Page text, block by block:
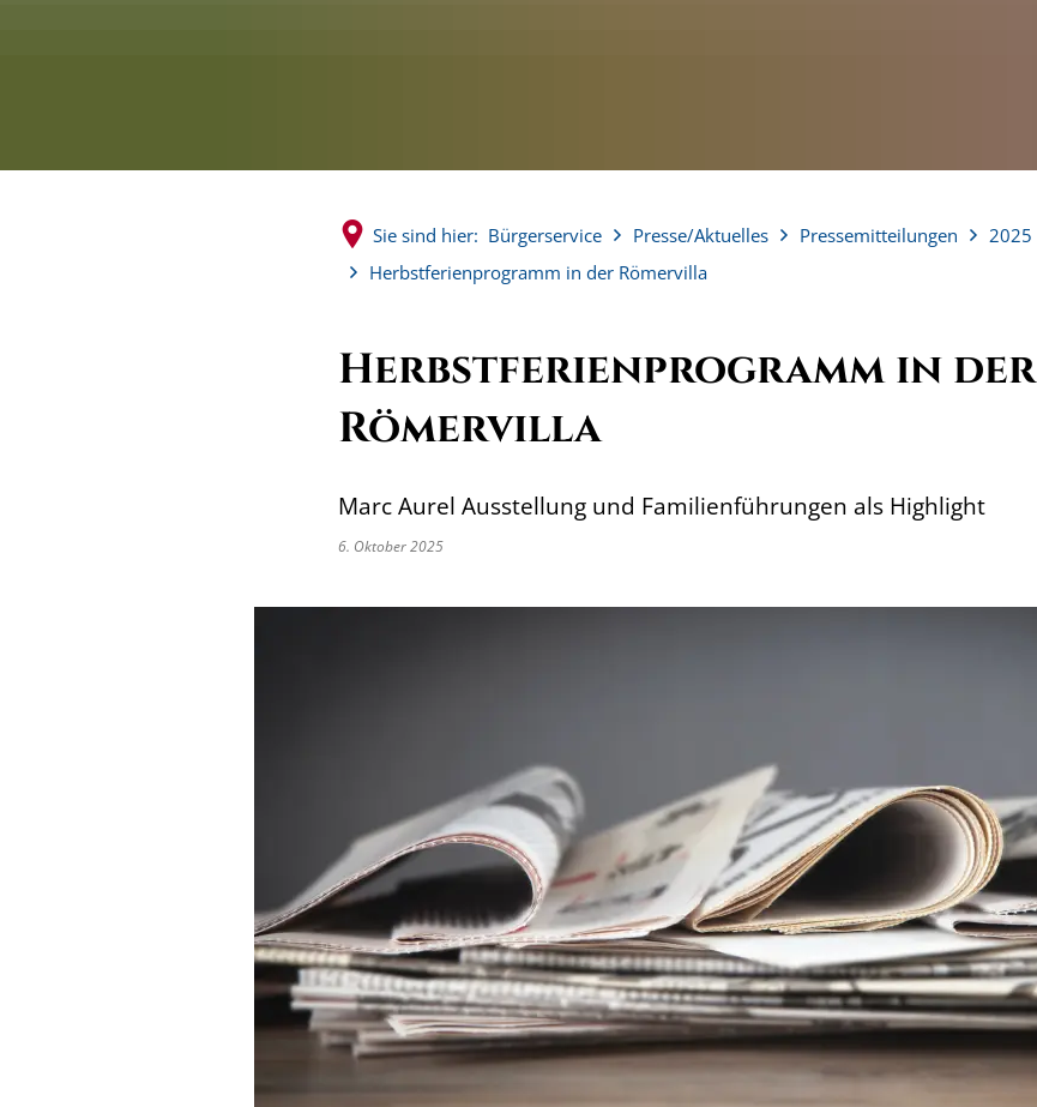
Sie sind hier: Bürgerservice Presse/Aktuelles Pressemitteilungen 2025
Herbstferienprogramm in der Römervilla
Herbstferienprogramm in der
Römervilla
Marc Aurel Ausstellung und Familienführungen als Highlight
6. Oktober 2025